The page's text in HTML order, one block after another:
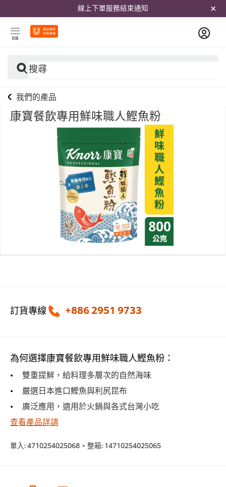
線上下單服務結束通知
目錄
搜尋
我們的產品
康寶餐飲專用鮮味職人鰹魚粉
為何選擇康寶餐飲專用鮮味職人鰹魚粉：
雙重提鮮，給料理多層次的自然海味
嚴選日本進口鰹魚與利尻昆布
廣泛應用，適用於火鍋與各式台灣小吃
查看產品詳請
單入:4710254025068 • 整箱: 14710254025065
訂貨專線 +886 2951 9733